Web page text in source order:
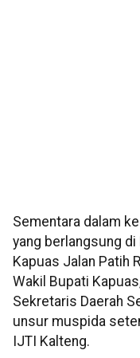
Sementara dalam
yang berlangsung di
Kapuas Jalan Patih
Wakil Bupati
Sekretaris Daerah
unsur muspida
IJTI Kalteng.